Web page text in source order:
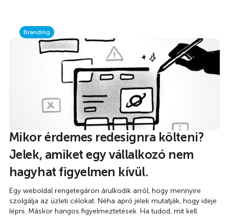
Branding
Mikor érdemes redesignra költeni?
Jelek, amiket egy vállalkozó nem
hagyhat figyelmen kívül.
Egy weboldal rengetegáron árulkodik arról, hogy mennyire
szolgálja az üzleti célokat. Néha apró jelek mutatják, hogy ideje
lépni. Máskor hangos figyelmeztetések. Ha tudod, mit kell